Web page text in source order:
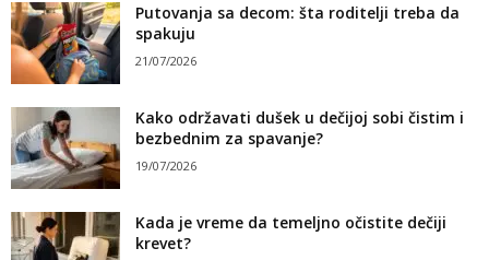
Putovanja sa decom: šta roditelji treba da
spakuju
21/07/2026
Kako održavati dušek u dečijoj sobi čistim i
bezbednim za spavanje?
19/07/2026
Kada je vreme da temeljno očistite dečiji
krevet?